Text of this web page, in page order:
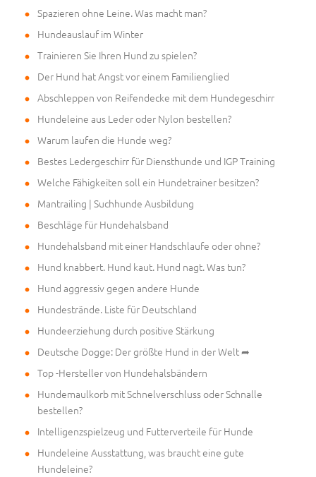
Spazieren ohne Leine. Was macht man?
Hundeauslauf im Winter
Trainieren Sie Ihren Hund zu spielen?
Der Hund hat Angst vor einem Familienglied
Abschleppen von Reifendecke mit dem Hundegeschirr
Hundeleine aus Leder oder Nylon bestellen?
Warum laufen die Hunde weg?
Bestes Ledergeschirr für Diensthunde und IGP Training
Welche Fähigkeiten soll ein Hundetrainer besitzen?
Mantrailing | Suchhunde Ausbildung
Beschläge für Hundehalsband
Hundehalsband mit einer Handschlaufe oder ohne?
Hund knabbert. Hund kaut. Hund nagt. Was tun?
Hund aggressiv gegen andere Hunde
Hundestrände. Liste für Deutschland
Hundeerziehung durch positive Stärkung
Deutsche Dogge: Der größte Hund in der Welt ➦
Top -Hersteller von Hundehalsbändern
Hundemaulkorb mit Schnelverschluss oder Schnalle
bestellen?
Intelligenzspielzeug und Futterverteile für Hunde
Hundeleine Ausstattung, was braucht eine gute
Hundeleine?